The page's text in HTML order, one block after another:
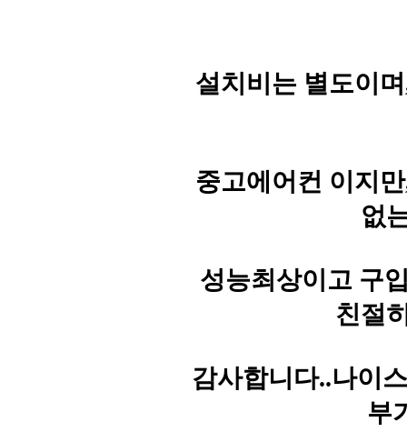
설치비는 별도이
중고에어컨 이지
없
성능최상이고 구
친절
감사합니다..나이
부